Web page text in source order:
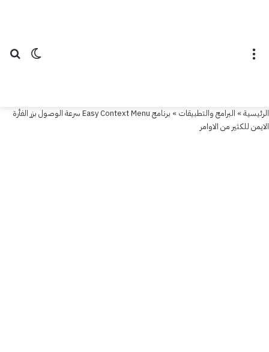
الوضع
الرئيسية» البرامج والتطبيقات »
برنامج Easy Context Menu سرعة الوصول بزر الفأرة
الايمن للكثير من الاوامر
بزر
الايمن
للكثير